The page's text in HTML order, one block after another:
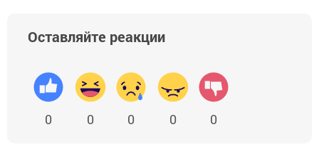
Оставляйте реакции
0 0 0 0 0